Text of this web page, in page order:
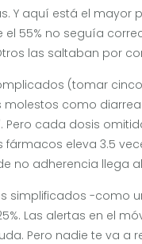
Y aquí está el mayor
55% no seguía
las saltaban por
(tomar
como
cada dosis
eleva 3.5
no adherencia llega
simplificados -como
Las alertas en el
Pero nadie te va a